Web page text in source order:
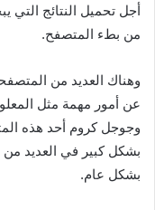
أجل تحميل النتائج التي
من بطء المتصفح.
وهناك العديد من
عن أمور مهمة مثل
وجوجل كروم أحد هذه
بشكل كبير في العديد من
بشكل عام.